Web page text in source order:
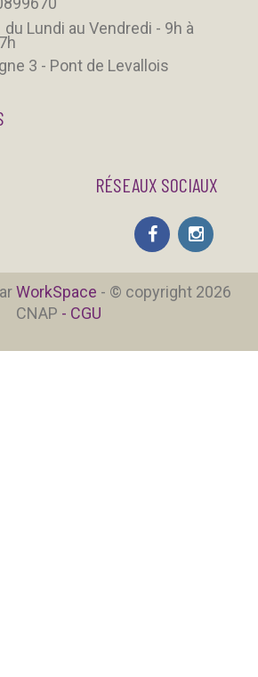
du Lundi au Vendredi - 9h à
3 - Pont de Levallois
RÉSEAUX SOCIAUX
WorkSpace - © copyright 2026
CNAP - CGU